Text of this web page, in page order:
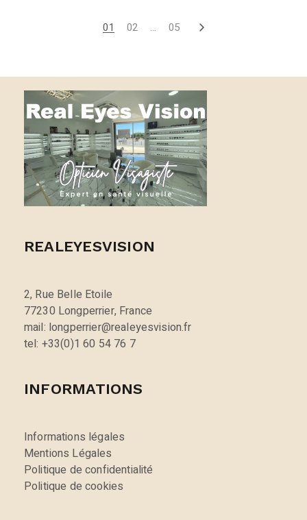
01 02 … 05
REALEYESVISION
2, Rue Belle Etoile
77230 Longperrier, France
mail: longperrier@realeyesvision.fr
tel: +33(0)1 60 54 76 7
INFORMATIONS
Informations légales
Mentions Légales
Politique de confidentialité
Politique de cookies